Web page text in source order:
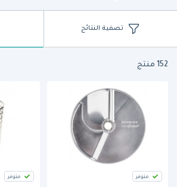
تصفية النتائج
152 منتج
متوفر متوفر